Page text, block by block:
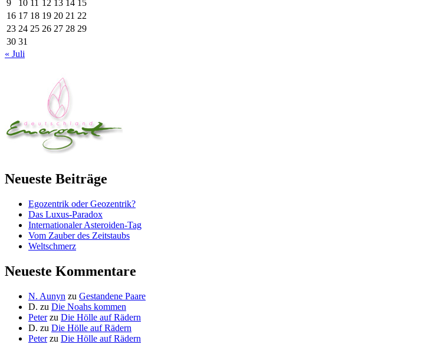
9
10 11 12 13 14 15
16 17 18 19 20 21 22
23 24 25 26 27 28 29
30 31
« Juli
Neueste Beiträge
Egozentrik oder Geozentrik?
Das Luxus-Paradox
Internationaler Asteroiden-Tag
Vom Zauber des Zeitstaubs
Weltschmerz
Neueste Kommentare
N. Aunyn zu Gestandene Paare
D. zu Die Noahs kommen
Peterzu Die Hölle auf Rädern
D. zu Die Hölle auf Rädern
Peterzu Die Hölle auf Rädern